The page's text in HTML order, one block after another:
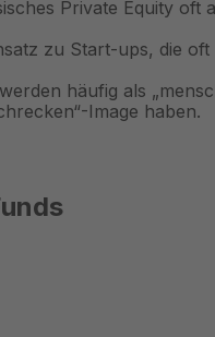
Private Equity
zu Start-ups, die
häufig als
Image haben.